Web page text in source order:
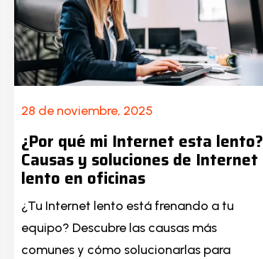
28 de noviembre, 2025
¿Por qué mi Internet esta lento?
Causas y soluciones de Internet
lento en oficinas
¿Tu Internet lento está frenando a tu
equipo? Descubre las causas más
comunes y cómo solucionarlas para